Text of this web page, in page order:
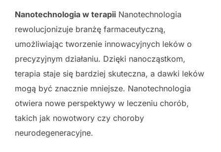
Nanotechnologia w terapii Nanotechnologia
rewolucjonizuje branżę farmaceutyczną,
umożliwiając tworzenie innowacyjnych leków o
precyzyjnym działaniu. Dzięki nanocząstkom,
terapia staje się bardziej skuteczna, a dawki leków
mogą być znacznie mniejsze. Nanotechnologia
otwiera nowe perspektywy w leczeniu chorób,
takich jak nowotwory czy choroby
neurodegeneracyjne.